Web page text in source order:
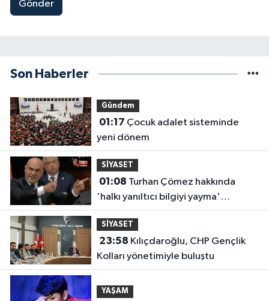
Gönder
Son Haberler
Gündem
01:17
yeni dönem
SİYASET
01:08
'halkı yanıltıcı bilgiyi yayma'
soruşturması
SİYASET
23:58
Kolları yönetimiyle buluştu
YAŞAM